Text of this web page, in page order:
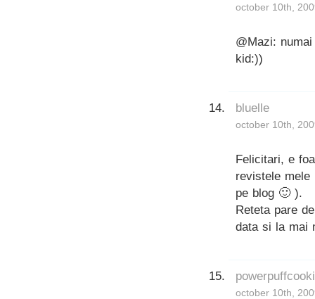
october 10th,
@Mazi:
kid:))
bluelle
october 10th,
Felicitari, e
revistele
pe blog 🙂 ).
Reteta pare
data si la mai
october 10th,